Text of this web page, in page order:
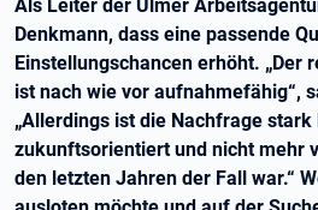
Als Leiter der Ulmer
Denkmann, dass eine passende
Einstellungschancen erhöht. „Der
ist nach wie vor aufnahmefähig“,
„Allerdings ist die Nachfrage
zukunftsorientiert und nicht mehr
den letzten Jahren der Fall war.“